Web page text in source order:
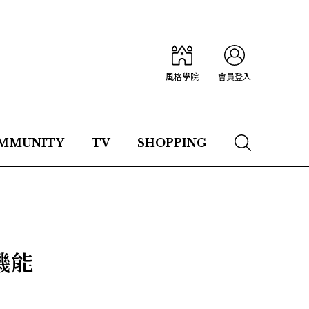
風格學院 會員登入
TV SHOPPING
能